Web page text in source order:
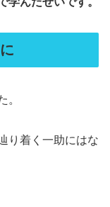
。
り着く一助にはな